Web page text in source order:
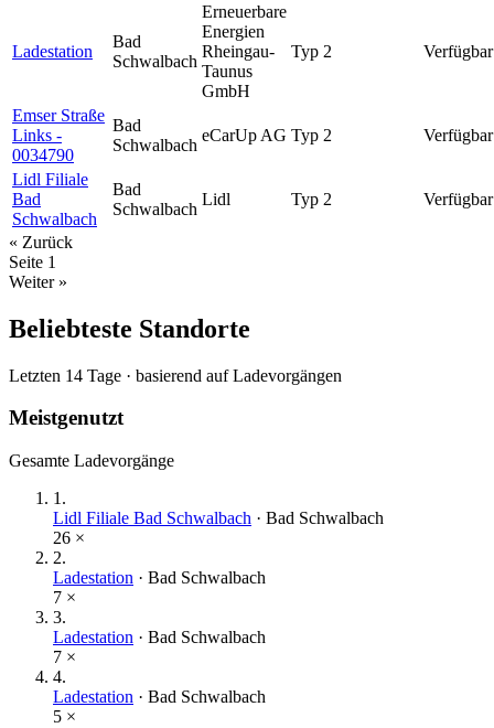
Ladestation
Bad
Schwalbach
Erneuerbare
Energien
Rheingau-
Taunus
GmbH
Typ 2 Verfügbar
Emser Straße
Links -
0034790
Bad
Schwalbach
eCarUp AG Typ 2 Verfügbar
Lidl Filiale
Bad
Schwalbach
Bad
Schwalbach
Lidl Typ 2 Verfügbar
« Zurück
Seite 1
Weiter »
Beliebteste Standorte
Letzten 14 Tage · basierend auf Ladevorgängen
Meistgenutzt
Gesamte Ladevorgänge
1 .
Lidl Filiale Bad Schwalbach · Bad Schwalbach
26 ×
2.
Ladestation · Bad Schwalbach
7 ×
3.
Ladestation · Bad Schwalbach
7 ×
4.
Ladestation · Bad Schwalbach
5 ×